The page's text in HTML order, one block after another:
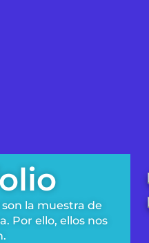
la muestra de
Por ello, ellos nos